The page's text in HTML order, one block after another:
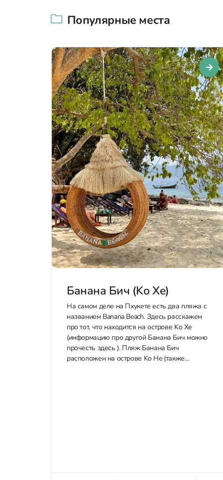
Популярные места
Банана Бич (Ko Хe)
На самом деле на Пхукете есть два пляжа с
названием Banana Beach. Здесь расскажем
про тот, что находится на острове Ko Хe
(информацию про другой Банана Бич можно
прочесть здесь ). Пляж Банана Бич
расположен на острове Ko He (также